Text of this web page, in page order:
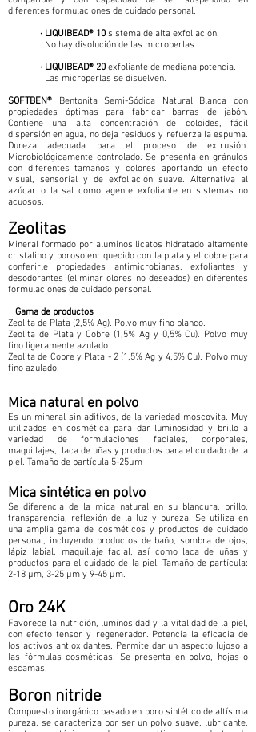
Oro 24K
Favorece la nutrición, luminosidad y la vitalidad de la piel,
con efecto tensor y regenerador. Potencia la eficacia de
los activos antioxidantes. Permite dar un aspecto lujoso a
las fórmulas cosméticas. Se presenta en polvo, hojas o
escamas.
Boron nitride
Compuesto inorgánico basado en boro sintético de altísima
pureza, se caracteriza por ser un polvo suave, lubricante,
diferentes formulaciones de cuidado personal.
· LIQUIBEAD® 10 sistema de alta exfoliación.
No hay disolución de las microperlas.
· LIQUIBEAD® 20 exfoliante de mediana potencia.
Las microperlas se disuelven.
SOFTBEN® Bentonita Semi-Sódica Natural Blanca con
propiedades óptimas para fabricar barras de jabón.
Contiene una alta concentración de coloides, fácil
dispersión en agua, no deja residuos y refuerza la espuma.
Dureza adecuada para el proceso de extrusión.
Microbiológicamente controlado. Se presenta en gránulos
con diferentes tamaños y colores aportando un efecto
visual, sensorial y de exfoliación suave. Alternativa al
azúcar o la sal como agente exfoliante en sistemas no
acuosos.
Zeolitas
Mineral formado por aluminosilicatos hidratado altamente
cristalino y poroso enriquecido con la plata y el cobre para
conferirle propiedades antimicrobianas, exfoliantes y
desodorantes (eliminar olores no deseados) en diferentes
formulaciones de cuidado personal.
Gama de productos
Zeolita de Plata (2,5% Ag). Polvo muy fino blanco.
Zeolita de Plata y Cobre (1,5% Ag y 0,5% Cu). Polvo muy
fino ligeramente azulado.
Zeolita de Cobre y Plata - 2 (1,5% Ag y 4,5% Cu). Polvo muy
fino azulado.
Mica natural en polvo
Es un mineral sin aditivos, de la variedad moscovita. Muy
utilizados en cosmética para dar luminosidad y brillo a
variedad de formulaciones faciales, corporales,
maquillajes, laca de uñas y productos para el cuidado de la
piel. Tamaño de partícula 5-25µm
Mica sintética en polvo
Se diferencia de la mica natural en su blancura, brillo,
transparencia, reflexión de la luz y pureza. Se utiliza en
una amplia gama de cosméticos y productos de cuidado
personal, incluyendo productos de baño, sombra de ojos,
lápiz labial, maquillaje facial, así como laca de uñas y
productos para el cuidado de la piel. Tamaño de partícula:
2-18 µm, 3-25 µm y 9-45 µm.